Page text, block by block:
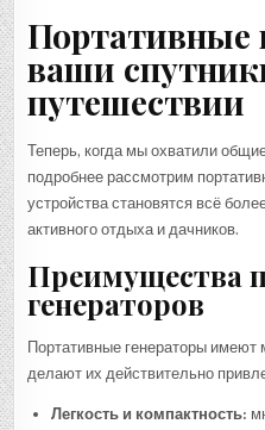
Портативные
ваши
путешествии
Теперь, когда мы охватили
подробнее рассмотрим
устройства становятся всё
активного отдыха и дачников.
Преимущества
генераторов
Портативные генераторы
делают их действительно
Легкость и компактность: